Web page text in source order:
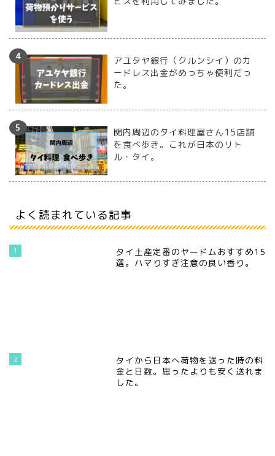
アユタヤ銀行（クルンシイ）のカ
ードレス出金がめっちゃ便利だっ
た。
関内周辺のタイ料理屋さん15店舗
を食べ歩き。これが日本のリト
ル・タイ。
よく読まれている記事
1
タイ土産定番のヤードムおすすめ15
選。ハマりすぎ注意の良い香り。
2
タイから日本へ荷物を送った時の料
金と日数。思ったよりも安く送れま
した。